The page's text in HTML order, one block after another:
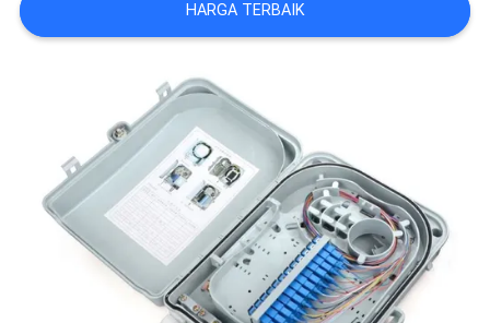
HARGA TERBAIK